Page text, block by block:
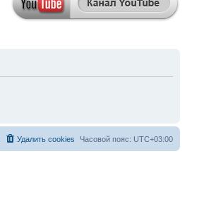
Часовой пояс: UTC+03:00
Удалить cookies